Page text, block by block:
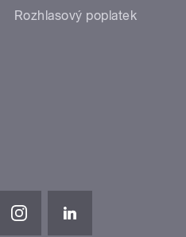
Rozhlasový poplatek